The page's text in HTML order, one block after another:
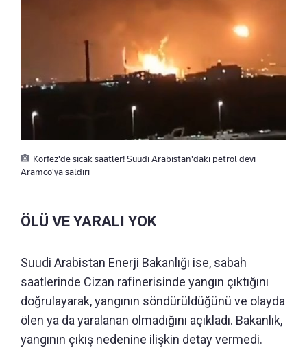
Körfez'de sıcak saatler! Suudi Arabistan'daki petrol devi
Aramco'ya saldırı
ÖLÜ VE YARALI YOK
Suudi Arabistan Enerji Bakanlığı ise, sabah
saatlerinde Cizan rafinerisinde yangın çıktığını
doğrulayarak, yangının söndürüldüğünü ve olayda
ölen ya da yaralanan olmadığını açıkladı. Bakanlık,
yangının çıkış nedenine ilişkin detay vermedi.